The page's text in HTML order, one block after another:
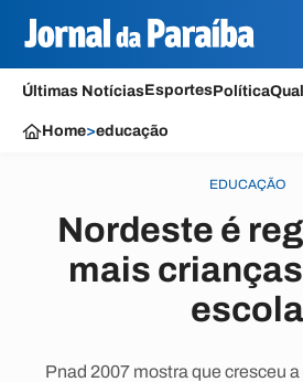
Últimas NotíciasEsportesPolítica
Home>educação
EDUCAÇÃO
Nordeste é
mais
escola
Pnad 2007 mostra que cresceu